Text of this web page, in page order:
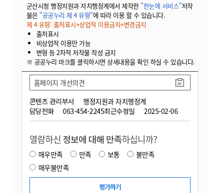
군산시청 행정지원과 자치행정계에서 제작한 "한눈에 서비스"저작
물은 "공공누리 제 4 유형"에 따라 이용 할 수 있습니다.
제 4 유형: 출처표시+상업적 이용금지+변경금지
출처표시
비상업적 이용만 가능
변형 등 2차적 저작물 작성 금지
※ 공공누리 마크를 클릭하시면 상세내용을 확인 하실 수 있습니다.
콘텐츠 관리부서
행정지원과 자치행정계
담당전화
063-454-2245최근수정일 2025-02-06
홈페이지 개선의견
열람하신 정보에 대해 만족하십니까?
매우만족 만족 보통
불만족
매우불만족